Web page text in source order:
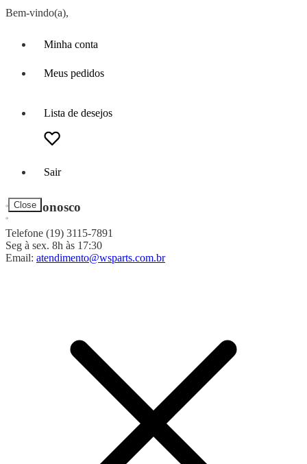
Bem-vindo(a),
Minha conta
Meus pedidos
Lista de desejos
Sair
Close
Fale Conosco
Telefone (19) 3115-7891
Seg à sex. 8h às 17:30
Email: atendimento@wsparts.com.br